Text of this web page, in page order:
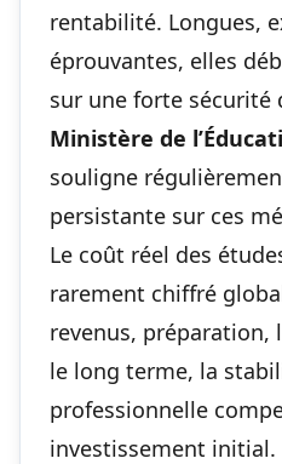
rentabilité. Longues,
éprouvantes, elles
sur une forte sécurité
Ministère de
souligne
persistante sur ces
Le coût réel des
rarement chiffré
revenus, préparation,
le long terme, la
professionnelle
investissement initial.